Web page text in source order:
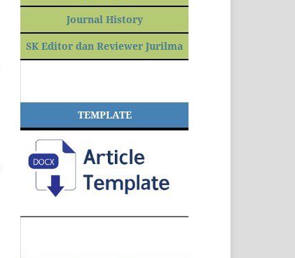
Journal History
SK Editor dan Reviewer Jurilma
TEMPLATE